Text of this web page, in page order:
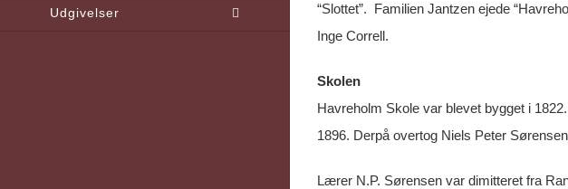
Udgivelser
“Slottet”. Familien Jantzen ejede
Inge Correll.
Skolen
Havreholm Skole var blevet bygget i
1896. Derpå overtog Niels Peter
Lærer N.P. Sørensen var dimitteret fra